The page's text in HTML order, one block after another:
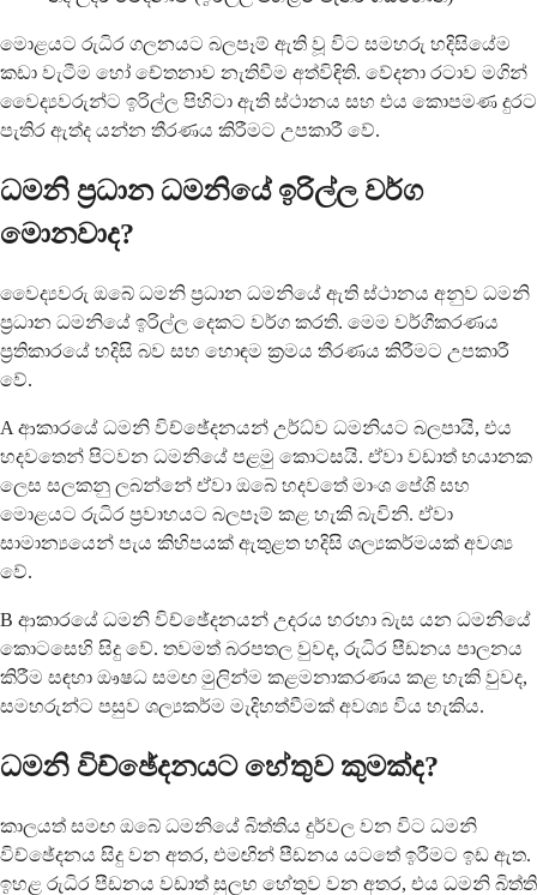
මොළයට රුධිර ගලනයට බලපෑම් ඇති වූ විට සමහරු හදිසියේම
කඩා වැටීම හෝ චේතනාව නැතිවීම අත්විඳිති. වේදනා රටාව මගින්
වෛද්‍යවරුන්ට ඉරිල්ල පිහිටා ඇති ස්ථානය සහ එය කොපමණ දුරට
පැතිර ඇත්ද යන්න තීරණය කිරීමට උපකාරී වේ.
ධමනි ප්‍රධාන ධමනියේ ඉරිල්ල වර්ග
මොනවාද?
වෛද්‍යවරු ඔබේ ධමනි ප්‍රධාන ධමනියේ ඇති ස්ථානය අනුව ධමනි
ප්‍රධාන ධමනියේ ඉරිල්ල දෙකට වර්ග කරති. මෙම වර්ගීකරණය
ප්‍රතිකාරයේ හදිසි බව සහ හොඳම ක්‍රමය තීරණය කිරීමට උපකාරී
වේ.
A ආකාරයේ ධමනි විච්ඡේදනයන් උර්ධ්ව ධමනියට බලපායි, එය
හදවතෙන් පිටවන ධමනියේ පළමු කොටසයි. ඒවා වඩාත් භයානක
ලෙස සලකනු ලබන්නේ ඒවා ඔබේ හදවතේ මාංශ පේශි සහ
මොළයට රුධිර ප්‍රවාහයට බලපෑම් කළ හැකි බැවිනි. ඒවා
සාමාන්‍යයෙන් පැය කිහිපයක් ඇතුළත හදිසි ශල්‍යකර්මයක් අවශ්‍ය
වේ.
B ආකාරයේ ධමනි විච්ඡේදනයන් උදරය හරහා බැස යන ධමනියේ
කොටසෙහි සිදු වේ. තවමත් බරපතල වුවද, රුධිර පීඩනය පාලනය
කිරීම සඳහා ඖෂධ සමඟ මුලින්ම කළමනාකරණය කළ හැකි වුවද,
සමහරුන්ට පසුව ශල්‍යකර්ම මැදිහත්වීමක් අවශ්‍ය විය හැකිය.
ධමනි විච්ඡේදනයට හේතුව කුමක්ද?
කාලයත් සමඟ ඔබේ ධමනියේ බිත්තිය දුර්වල වන විට ධමනි
විච්ඡේදනය සිදු වන අතර, එමඟින් පීඩනය යටතේ ඉරීමට ඉඩ ඇත.
ඉහළ රුධිර පීඩනය වඩාත් සුලභ හේතුව වන අතර, එය ධමනි බිත්ති